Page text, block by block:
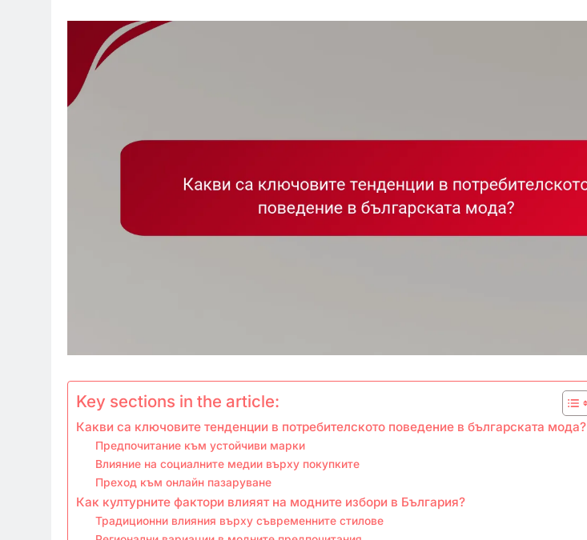
Key sections in the article:
Какви са ключовите тенденции в потребителското поведение в българската мода?
Предпочитание към устойчиви марки
Влияние на социалните медии върху покупките
Преход към онлайн пазаруване
Как културните фактори влияят на модните избори в България?
Традиционни влияния върху съвременните стилове